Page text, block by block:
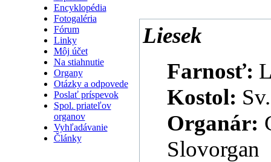
Encyklopédia
Fotogaléria
Fórum
Linky
Môj účet
Na stiahnutie
Organy
Otázky a odpovede
Poslať príspevok
Spol. priateľov
organov
Vyhľadávanie
Články
Liesek
Farnosť:
Kostol:
Organár:
Slovorgan